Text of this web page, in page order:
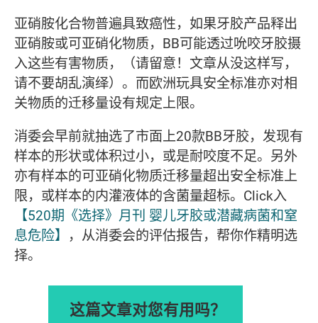
亚硝胺化合物普遍具致癌性，如果牙胶产品释出
亚硝胺或可亚硝化物质，BB可能透过吮咬牙胶摄
入这些有害物质，（请留意！文章从没这样写，
请不要胡乱演绎）。而欧洲玩具安全标准亦对相
关物质的迁移量设有规定上限。
消委会早前就抽选了市面上20款BB牙胶，发现有
样本的形状或体积过小，或是耐咬度不足。另外
亦有样本的可亚硝化物质迁移量超出安全标准上
限，或样本的内灌液体的含菌量超标。Click入
【520期《选择》月刊 婴儿牙胶或潜藏病菌和窒
息危险】
，从消委会的评估报告，帮你作精明选
择。
这篇文章对您有用吗？